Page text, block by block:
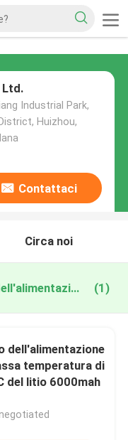
Ltd.
Industrial Park,
Huizhou,
Contattaci
Circa noi
Porcellana Batteria al litio dell'alimentazione elettrica (1)
dell'alimentazione
temperatura di
del litio 6000mah